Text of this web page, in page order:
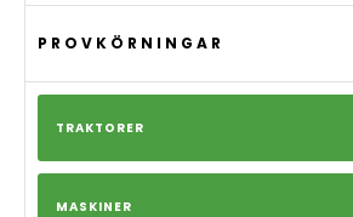
PROVKÖRNINGAR
TRAKTORER
MASKINER